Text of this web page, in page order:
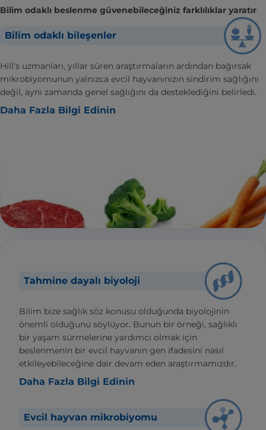
Bilim odaklı beslenme güvenebileceğiniz farklılıklar yaratır
Bilim odaklı bileşenler
Hill's uzmanları, yıllar süren araştırmaların ardından bağırsak
mikrobiyomunun yalnızca evcil hayvanınızın sindirim sağlığını
değil, aynı zamanda genel sağlığını da desteklediğini belirledi.
Daha Fazla Bilgi Edinin
Tahmine dayalı biyoloji
Bilim bize sağlık söz konusu olduğunda biyolojinin
önemli olduğunu söylüyor. Bunun bir örneği, sağlıklı
bir yaşam sürmelerine yardımcı olmak için
beslenmenin bir evcil hayvanın gen ifadesini nasıl
etkileyebileceğine dair devam eden araştırmamızdır.
Daha Fazla Bilgi Edinin
Evcil hayvan mikrobiyomu